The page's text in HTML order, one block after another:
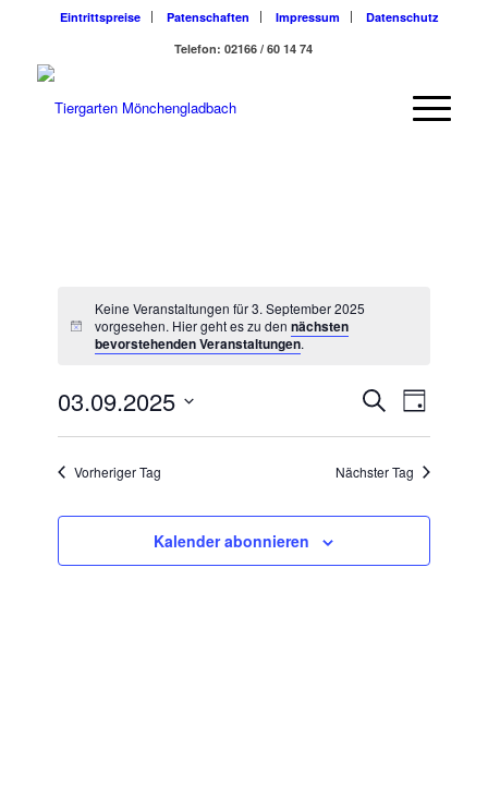
Eintrittspreise Patenschaften Impressum
Datenschutz
Telefon: 02166 / 60 14 74
Keine Veranstaltungen für 3. September 2025
vorgesehen. Hier geht es zu den nächsten
bevorstehenden Veranstaltungen.
Suche
und
SucheTag
03.09.2025
Vorheriger Tag
Nächster Tag
Kalender abonnieren